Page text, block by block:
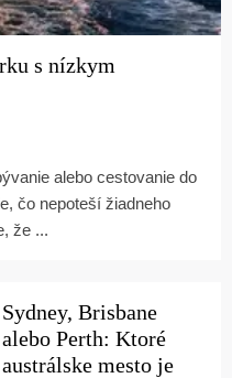
s nízkym
alebo cestovanie do
čo nepoteší žiadneho
že ...
Sydney, Brisbane
alebo Perth: Ktoré
austrálske mesto je